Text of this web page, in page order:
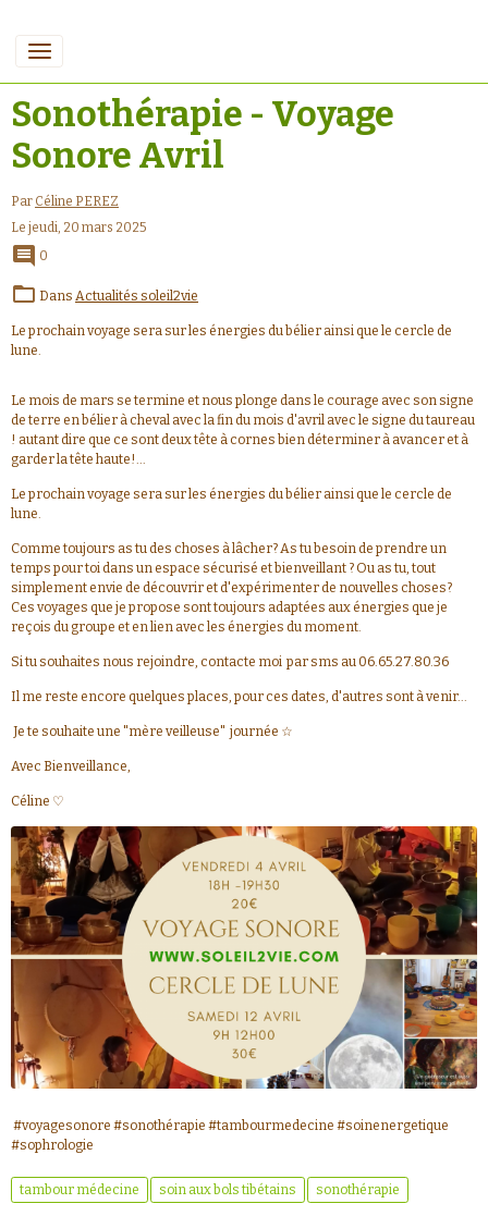
Sonothérapie - Voyage
Sonore Avril
Par Céline PEREZ
Le jeudi, 20 mars 2025
0
Dans Actualités soleil2vie
Le prochain voyage sera sur les énergies du bélier ainsi que le cercle de
lune.
Le mois de mars se termine et nous plonge dans le courage avec son signe
de terre en bélier à cheval avec la fin du mois d'avril avec le signe du taureau
! autant dire que ce sont deux tête à cornes bien déterminer à avancer et à
garder la tête haute!...
Le prochain voyage sera sur les énergies du bélier ainsi que le cercle de
lune.
Comme toujours as tu des choses à lâcher? As tu besoin de prendre un
temps pour toi dans un espace sécurisé et bienveillant ? Ou as tu, tout
simplement envie de découvrir et d'expérimenter de nouvelles choses?
Ces voyages que je propose sont toujours adaptées aux énergies que je
reçois du groupe et en lien avec les énergies du moment.
Si tu souhaites nous rejoindre, contacte moi par sms au 06.65.27.80.36
Il me reste encore quelques places, pour ces dates, d'autres sont à venir...
Je te souhaite une "mère veilleuse" journée ☆
Avec Bienveillance,
Céline ♡
#voyagesonore #sonothérapie #tambourmedecine #soinenergetique
#sophrologie
tambour médecine soin aux bols tibétains sonothérapie